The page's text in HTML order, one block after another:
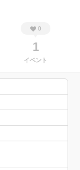
0
1
イベント